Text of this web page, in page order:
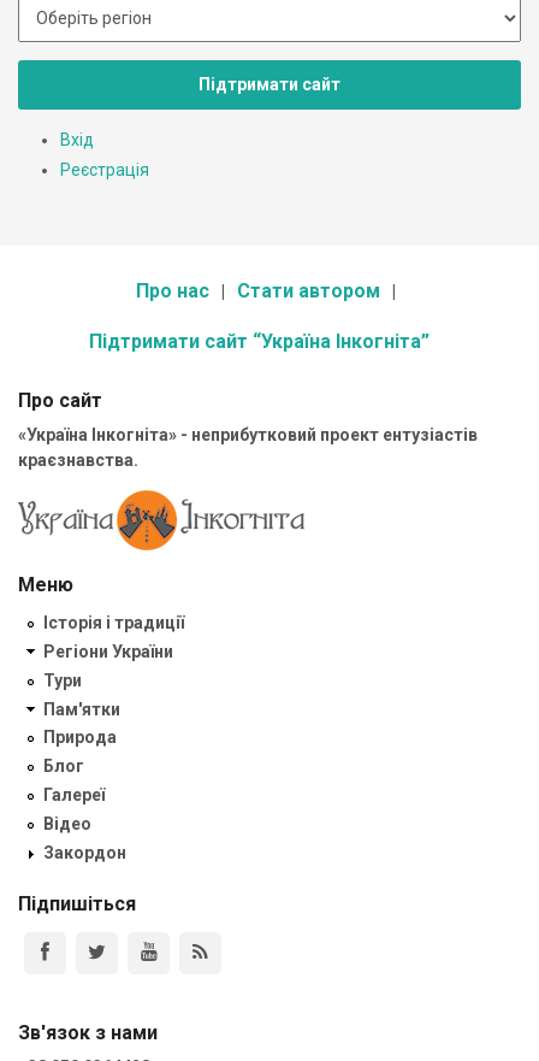
Підтримати сайт
Вхід
Реєстрація
Про нас Стати автором
Підтримати сайт “Україна Інкогніта”
Про сайт
«Україна Інкогніта» - неприбутковий проект ентузіастів
краєзнавства.
Меню
Історія і традиції
Регіони України
Тури
Пам'ятки
Природа
Блог
Галереї
Відео
Закордон
Підпишіться
Зв'язок з нами